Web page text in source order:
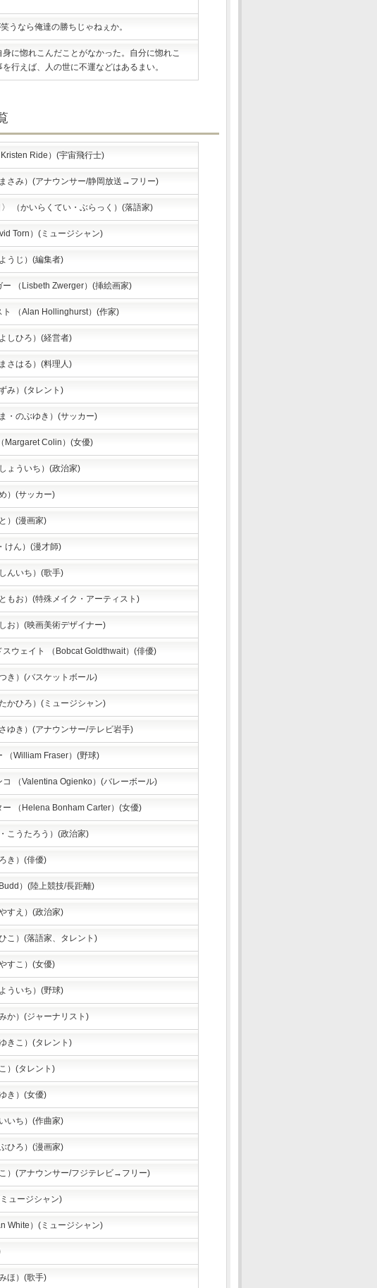
うなら俺達の勝ちじゃねぇか。
に惚れこんだことがなかった。自分に惚れこ
行えば、人の世に不運などはあるまい。
Ride）(宇宙飛行士)
さみ）(アナウンサー/静岡放送→フリー)
（かいらくてい・ぶらっく）(落語家)
Torn）(ミュージシャン)
うじ）(編集者)
ー （Lisbeth Zwerger）(挿絵画家)
ト （Alan Hollinghurst）(作家)
しひろ）(経営者)
さはる）(料理人)
み）(タレント)
・のぶゆき）(サッカー)
Margaret Colin）(女優)
ょういち）(政治家)
）(サッカー)
）(漫画家)
けん）(漫才師)
んいち）(歌手)
もお）(特殊メイク・アーティスト)
お）(映画美術デザイナー)
ウェイト （Bobcat Goldthwait）(俳優)
き）(バスケットボール)
かひろ）(ミュージシャン)
ゆき）(アナウンサー/テレビ岩手)
（William Fraser）(野球)
コ （Valentina Ogienko）(バレーボール)
ー （Helena Bonham Carter）(女優)
こうたろう）(政治家)
き）(俳優)
）(陸上競技/長距離)
すえ）(政治家)
こ）(落語家、タレント)
すこ）(女優)
ういち）(野球)
か）(ジャーナリスト)
きこ）(タレント)
）(タレント)
き）(女優)
いち）(作曲家)
ひろ）(漫画家)
）(アナウンサー/フジテレビ→フリー)
ュージシャン)
White）(ミュージシャン)
ほ）(歌手)